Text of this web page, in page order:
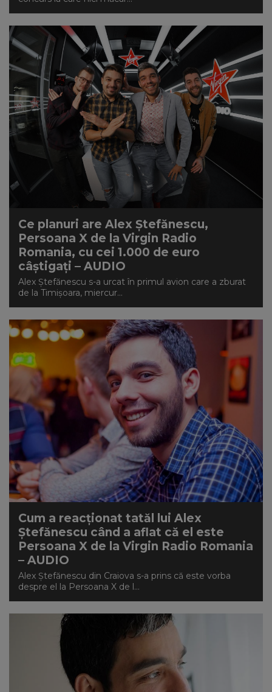
Ce planuri are Alex Ștefănescu,
Persoana X de la Virgin Radio
Romania, cu cei 1.000 de euro
câștigați – AUDIO
Alex Ștefănescu s-a urcat în primul avion care a zburat
de la Timișoara, miercur...
Cum a reacționat tatăl lui Alex
Ștefănescu când a aflat că el este
Persoana X de la Virgin Radio Romania
– AUDIO
Alex Ștefănescu din Craiova s-a prins că este vorba
despre el la Persoana X de l...